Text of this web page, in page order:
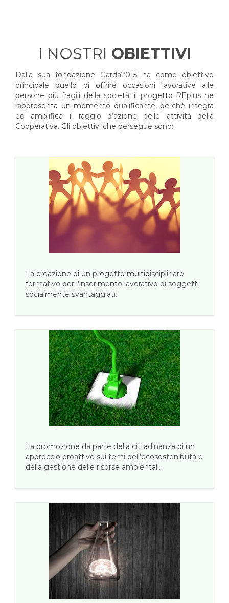
I NOSTRI OBIETTIVI
Dalla sua fondazione Garda2015 ha come obiettivo
principale quello di offrire occasioni lavorative alle
persone più fragili della società: il progetto REplus ne
rappresenta un momento qualificante, perché integra
ed amplifica il raggio d’azione delle attività della
Cooperativa. Gli obiettivi che persegue sono:
La creazione di un progetto multidisciplinare
formativo per l’inserimento lavorativo di soggetti
socialmente svantaggiati.
La promozione da parte della cittadinanza di un
approccio proattivo sui temi dell’ecosostenibilità e
della gestione delle risorse ambientali.